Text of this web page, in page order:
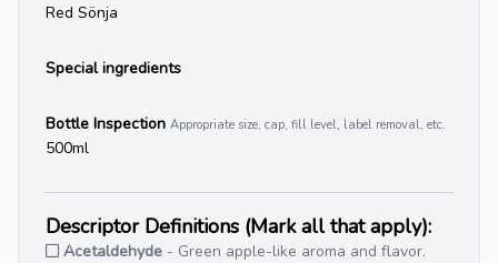
Red Sönja
Special ingredients
Bottle Inspection Appropriate size, cap, fill level, label removal, etc.
500ml
Descriptor Definitions (Mark all that apply):
Acetaldehyde - Green apple-like aroma and flavor.